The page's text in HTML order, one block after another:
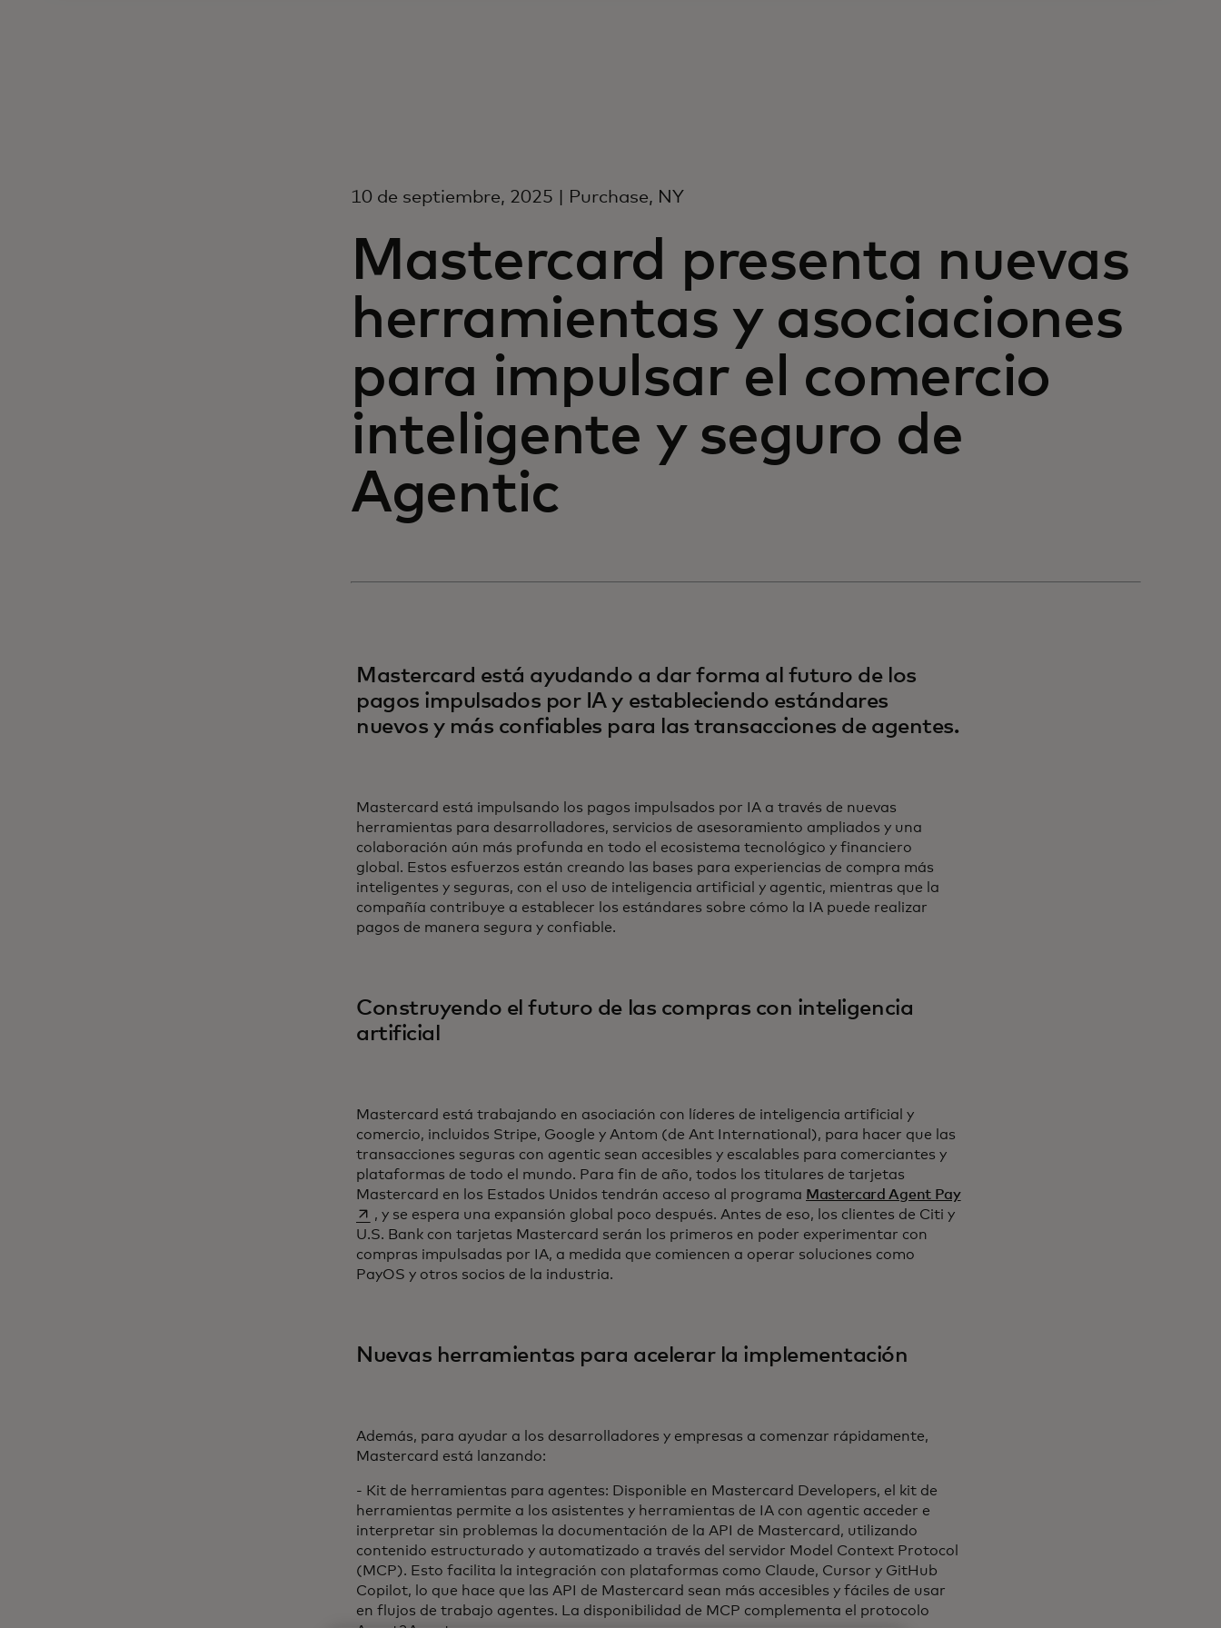
10 de septiembre, 2025 | Purchase, NY
Mastercard presenta nuevas
herramientas y asociaciones
para impulsar el comercio
inteligente y seguro de
Agentic
Mastercard está ayudando a dar forma al futuro de los
pagos impulsados por IA y estableciendo estándares
nuevos y más confiables para las transacciones de agentes.
Mastercard está impulsando los pagos impulsados por IA a través de nuevas
herramientas para desarrolladores, servicios de asesoramiento ampliados y una
colaboración aún más profunda en todo el ecosistema tecnológico y financiero
global. Estos esfuerzos están creando las bases para experiencias de compra más
inteligentes y seguras, con el uso de inteligencia artificial y agentic, mientras que la
compañía contribuye a establecer los estándares sobre cómo la IA puede realizar
pagos de manera segura y confiable.
Construyendo el futuro de las compras con inteligencia
artificial
Mastercard está trabajando en asociación con líderes de inteligencia artificial y
comercio, incluidos Stripe, Google y Antom (de Ant International), para hacer que las
transacciones seguras con agentic sean accesibles y escalables para comerciantes y
plataformas de todo el mundo. Para fin de año, todos los titulares de tarjetas
Mastercard en los Estados Unidos tendrán acceso al programa Mastercard Agent Payse abre en una pestaña nueva
, y se espera una expansión global poco después. Antes de eso, los clientes de Citi y
U.S. Bank con tarjetas Mastercard serán los primeros en poder experimentar con
compras impulsadas por IA, a medida que comiencen a operar soluciones como
PayOS y otros socios de la industria.
Nuevas herramientas para acelerar la implementación
Además, para ayudar a los desarrolladores y empresas a comenzar rápidamente,
Mastercard está lanzando:
- Kit de herramientas para agentes: Disponible en Mastercard Developers, el kit de
herramientas permite a los asistentes y herramientas de IA con agentic acceder e
interpretar sin problemas la documentación de la API de Mastercard, utilizando
contenido estructurado y automatizado a través del servidor Model Context Protocol
(MCP). Esto facilita la integración con plataformas como Claude, Cursor y GitHub
Copilot, lo que hace que las API de Mastercard sean más accesibles y fáciles de usar
en flujos de trabajo agentes. La disponibilidad de MCP complementa el protocolo